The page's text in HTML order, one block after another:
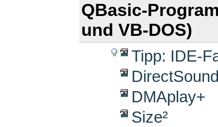
QBasic-
und VB-DOS)
Tipp: IDE-
DMAplay+
Size²